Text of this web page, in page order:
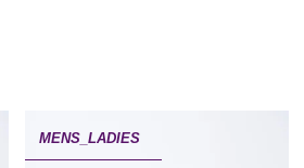
MENS_LADIES